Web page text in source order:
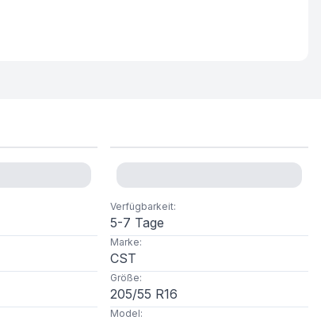
Verfügbarkeit:
5-7 Tage
Marke:
CST
Größe:
205/55 R16
Model: